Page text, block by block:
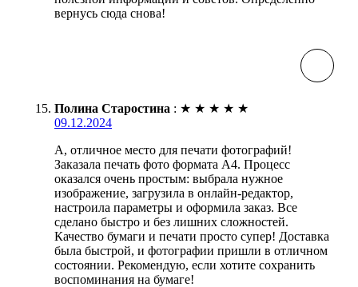
вернусь сюда снова!
Полина Старостина : ★ ★ ★ ★ ★
09.12.2024
А, отличное место для печати фотографий!
Заказала печать фото формата А4. Процесс
оказался очень простым: выбрала нужное
изображение, загрузила в онлайн-редактор,
настроила параметры и оформила заказ. Все
сделано быстро и без лишних сложностей.
Качество бумаги и печати просто супер! Доставка
была быстрой, и фотографии пришли в отличном
состоянии. Рекомендую, если хотите сохранить
воспоминания на бумаге!